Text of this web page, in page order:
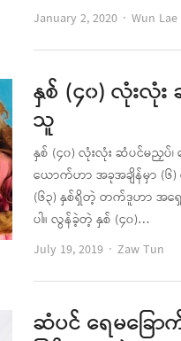
January 2, 2020
Author
Wun Lae
နှစ် (၄၀) လုံးလုံး
သူ
နှစ် (၄၀) လုံးလုံး ဆံပင်မညှပ်၊
ယောက်ဟာ အခုအချိန်မှာ (
(၆၃) နှစ်ရှိတဲ့ တက်ဒူဟာ အရှေ့
ပါ။ လွန်ခဲ့တဲ့ နှစ် (၄၀)…
July 19, 2019
Author
Zaw Tun
ဆံပင် ရေမခြေ